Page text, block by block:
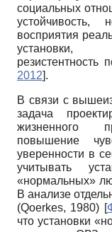
социальных
устойчивость,
восприятия
установки,
резистентность
2012].
В связи с
задача
жизненного
повышение
уверенности в
учитывать
«нормальных»
В анализе
(Qoerkes, 1980) [
что установки